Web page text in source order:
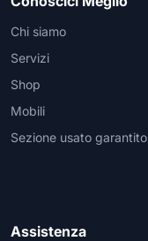
Chi siamo
Servizi
Shop
Mobili
Sezione usato garantito
Assistenza